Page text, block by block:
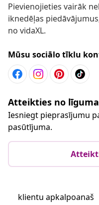
Pievienojieties vairāk
iknedēļas
no vidaXL.
Mūsu sociālo tīklu
Atteikties no līguma
Iesniegt pieprasījumu
pasūtījuma.
klientu apkalpoanaš